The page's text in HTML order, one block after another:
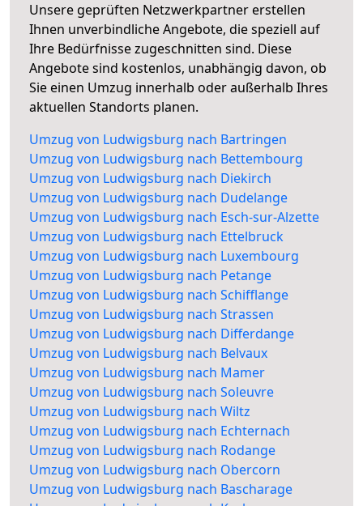
Unsere geprüften Netzwerkpartner erstellen
Ihnen unverbindliche Angebote, die speziell auf
Ihre Bedürfnisse zugeschnitten sind. Diese
Angebote sind kostenlos, unabhängig davon, ob
Sie einen Umzug innerhalb oder außerhalb Ihres
aktuellen Standorts planen.
Umzug von Ludwigsburg nach Bartringen
Umzug von Ludwigsburg nach Bettembourg
Umzug von Ludwigsburg nach Diekirch
Umzug von Ludwigsburg nach Dudelange
Umzug von Ludwigsburg nach Esch-sur-Alzette
Umzug von Ludwigsburg nach Ettelbruck
Umzug von Ludwigsburg nach Luxembourg
Umzug von Ludwigsburg nach Petange
Umzug von Ludwigsburg nach Schifflange
Umzug von Ludwigsburg nach Strassen
Umzug von Ludwigsburg nach Differdange
Umzug von Ludwigsburg nach Belvaux
Umzug von Ludwigsburg nach Mamer
Umzug von Ludwigsburg nach Soleuvre
Umzug von Ludwigsburg nach Wiltz
Umzug von Ludwigsburg nach Echternach
Umzug von Ludwigsburg nach Rodange
Umzug von Ludwigsburg nach Obercorn
Umzug von Ludwigsburg nach Bascharage